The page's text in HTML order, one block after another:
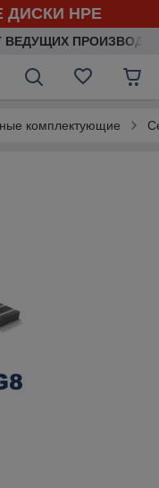
HPE
комплектующие